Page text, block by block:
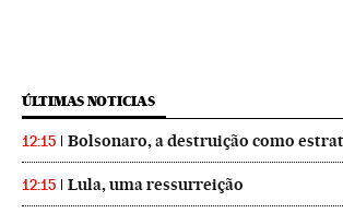
ÚLTIMAS NOTICIAS
12:15 Bolsonaro, a destruição como
12:15 Lula, uma ressurreição